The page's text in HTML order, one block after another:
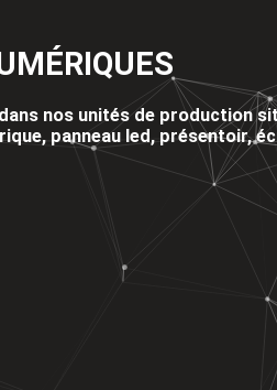
nos unités de production
panneau led, présentoir,